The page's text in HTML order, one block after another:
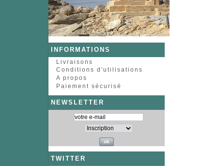
INFORMATIONS
Livraisons
Conditions d'utilisations
A propos
Paiement sécurisé
NEWSLETTER
TWITTER